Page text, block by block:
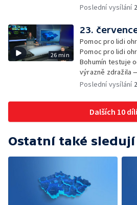
rodinné domy —
karase obecného
Komenského
sítí ČT —
studentů na
dvoraně Bredy
Poslední vysílání
26 min
23.
Pomoc pro lidi
Pomoc pro lidi
Bohumín testuje
výrazně zdražila
sedaček — Výběr
festival
Poslední vysílání
Dalších 10
Ostatní také sledují